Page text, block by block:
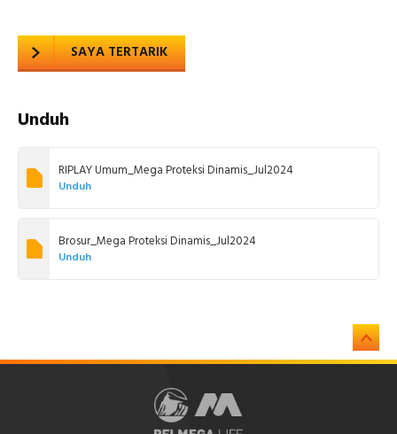
SAYA TERTARIK
Unduh
RIPLAY Umum_Mega Proteksi Dinamis_Jul2024
Unduh
Brosur_Mega Proteksi Dinamis_Jul2024
Unduh